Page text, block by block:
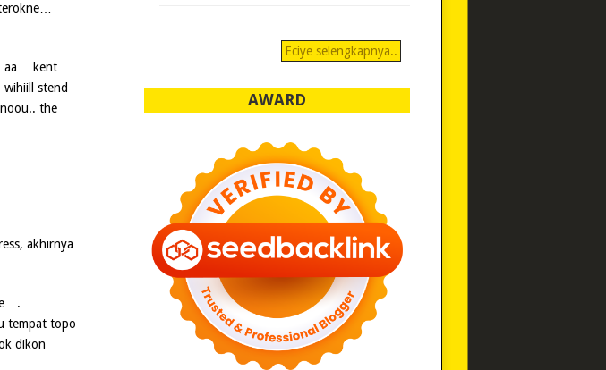
aa… kent
stend
the
akhirnya
tempat topo
dikon
Eciye selengkapnya..
AWARD